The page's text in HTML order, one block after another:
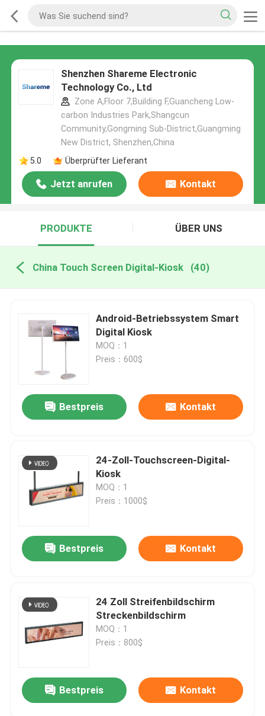
Shenzhen Shareme Electronic
Technology Co., Ltd
Zone A,Floor 7,Building F,Guancheng Low-
carbon Industries Park,Shangcun
Community,Gongming Sub-District,Guangming
New District, Shenzhen,China
5.0
Überprüfter Lieferant
Jetzt anrufen Kontakt
PRODUKTE ÜBER UNS
China Touch Screen Digital-Kiosk (40)
Android-Betriebssystem Smart
Digital Kiosk
MOQ：1
Preis：600$
Bestpreis Kontakt
24-Zoll-Touchscreen-Digital-
Kiosk
MOQ：1
Preis：1000$
Bestpreis Kontakt
24 Zoll Streifenbildschirm
Streckenbildschirm
MOQ：1
Preis：800$
Bestpreis Kontakt